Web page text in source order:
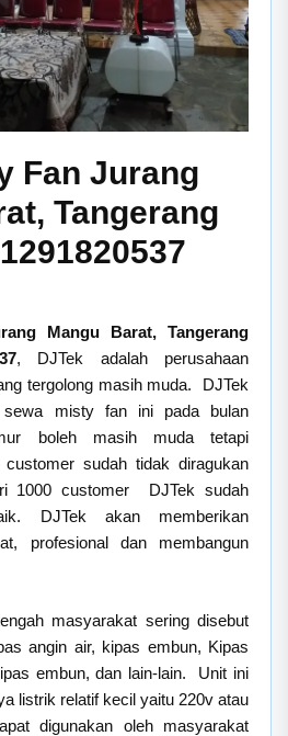
Fan Jurang
Tangerang
Mangu Barat, Tangerang
, DJTek adalah perusahaan
tergolong masih muda. DJTek
sewa misty fan ini pada bulan
boleh masih muda tetapi
customer sudah tidak diragukan
1000 customer DJTek sudah
DJTek akan memberikan
profesional dan membangun
masyarakat sering disebut
angin air, kipas embun, Kipas
embun, dan lain-lain. Unit ini
listrik relatif kecil yaitu 220v atau
digunakan oleh masyarakat